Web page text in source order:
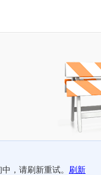
，请刷新重试。 刷新